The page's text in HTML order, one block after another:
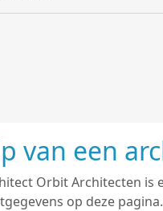
van een
Orbit Architecten is
op deze